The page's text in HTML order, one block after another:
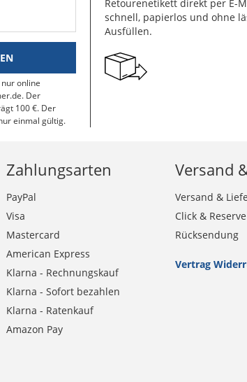
online
Der
100 €. Der
einmal gültig.
Retourenetikett direkt per E-
schnell, papierlos und ohne
Ausfüllen.
Zahlungsarten
PayPal
Visa
Mastercard
American Express
Klarna - Rechnungskauf
Klarna - Sofort bezahlen
Klarna - Ratenkauf
Amazon Pay
Versand
Versand &
Click & Reserve
Rücksendung
Vertrag